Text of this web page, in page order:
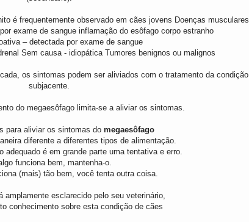
é frequentemente observado em cães jovens Doenças musculares
exame de sangue inflamação do esôfago corpo estranho
– detectada por exame de sangue
Sem causa - idiopática Tumores benignos ou malignos
os sintomas podem ser aliviados com o tratamento da condição
subjacente.
do megaesôfago limita-se a aliviar os sintomas.
para aliviar os sintomas do megaesôfago
diferente a diferentes tipos de alimentação.
adequado é em grande parte uma tentativa e erro.
funciona bem, mantenha-o.
(mais) tão bem, você tenta outra coisa.
amplamente esclarecido pelo seu veterinário,
conhecimento sobre esta condição de cães